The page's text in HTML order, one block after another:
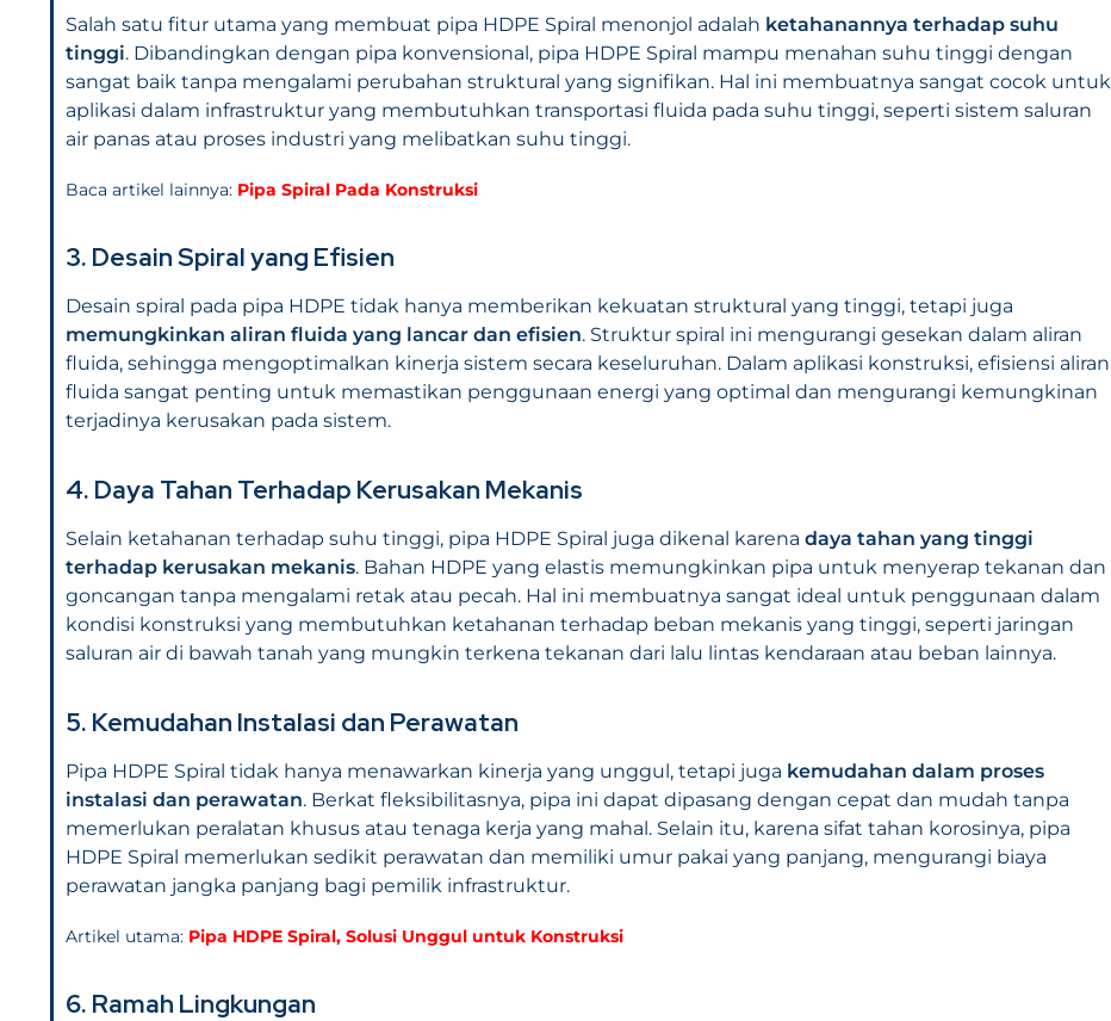
Salah satu fitur utama yang membuat pipa HDPE Spiral menonjol adalah ketahanannya terhadap suhu
tinggi. Dibandingkan dengan pipa konvensional, pipa HDPE Spiral mampu menahan suhu tinggi dengan
sangat baik tanpa mengalami perubahan struktural yang signifikan. Hal ini membuatnya sangat cocok untuk
aplikasi dalam infrastruktur yang membutuhkan transportasi fluida pada suhu tinggi, seperti sistem saluran
air panas atau proses industri yang melibatkan suhu tinggi.
Baca artikel lainnya: Pipa Spiral Pada Konstruksi
3. Desain Spiral yang Efisien
Desain spiral pada pipa HDPE tidak hanya memberikan kekuatan struktural yang tinggi, tetapi juga
memungkinkan aliran fluida yang lancar dan efisien. Struktur spiral ini mengurangi gesekan dalam aliran
fluida, sehingga mengoptimalkan kinerja sistem secara keseluruhan. Dalam aplikasi konstruksi, efisiensi aliran
fluida sangat penting untuk memastikan penggunaan energi yang optimal dan mengurangi kemungkinan
terjadinya kerusakan pada sistem.
4. Daya Tahan Terhadap Kerusakan Mekanis
Selain ketahanan terhadap suhu tinggi, pipa HDPE Spiral juga dikenal karena daya tahan yang tinggi
terhadap kerusakan mekanis. Bahan HDPE yang elastis memungkinkan pipa untuk menyerap tekanan dan
goncangan tanpa mengalami retak atau pecah. Hal ini membuatnya sangat ideal untuk penggunaan dalam
kondisi konstruksi yang membutuhkan ketahanan terhadap beban mekanis yang tinggi, seperti jaringan
saluran air di bawah tanah yang mungkin terkena tekanan dari lalu lintas kendaraan atau beban lainnya.
5. Kemudahan Instalasi dan Perawatan
Pipa HDPE Spiral tidak hanya menawarkan kinerja yang unggul, tetapi juga kemudahan dalam proses
instalasi dan perawatan. Berkat fleksibilitasnya, pipa ini dapat dipasang dengan cepat dan mudah tanpa
memerlukan peralatan khusus atau tenaga kerja yang mahal. Selain itu, karena sifat tahan korosinya, pipa
HDPE Spiral memerlukan sedikit perawatan dan memiliki umur pakai yang panjang, mengurangi biaya
perawatan jangka panjang bagi pemilik infrastruktur.
Artikel utama: Pipa HDPE Spiral, Solusi Unggul untuk Konstruksi
6. Ramah Lingkungan